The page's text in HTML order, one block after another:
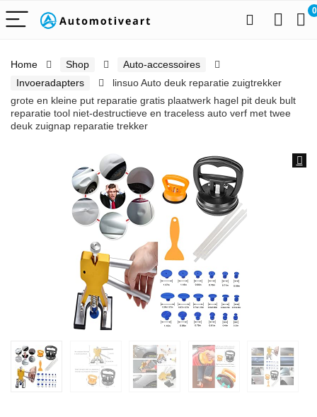
0
Home Shop
Auto-accessoires
Invoeradapters
linsuo Auto deuk reparatie zuigtrekker
grote en kleine put reparatie gratis plaatwerk hagel pit deuk bult
reparatie tool niet-destructieve en traceless auto verf met twee
deuk zuignap reparatie trekker